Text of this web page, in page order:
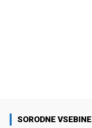
SORODNE VSEBINE